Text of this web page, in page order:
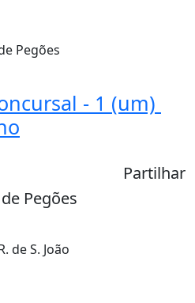
Pegões
- 1 (um)
Partilhar
Pegões
de S. João